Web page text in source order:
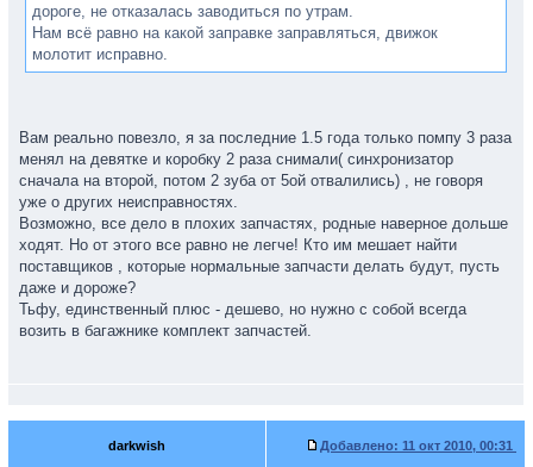
дороге, не отказалась заводиться по утрам.
Нам всё равно на какой заправке заправляться, движок
молотит исправно.
Вам реально повезло, я за последние 1.5 года только помпу 3 раза
менял на девятке и коробку 2 раза снимали( синхронизатор
сначала на второй, потом 2 зуба от 5ой отвалились) , не говоря
уже о других неисправностях.
Возможно, все дело в плохих запчастях, родные наверное дольше
ходят. Но от этого все равно не легче! Кто им мешает найти
поставщиков , которые нормальные запчасти делать будут, пусть
даже и дороже?
Тьфу, единственный плюс - дешево, но нужно с собой всегда
возить в багажнике комплект запчастей.
darkwish Добавлено: 11 окт 2010, 00:31